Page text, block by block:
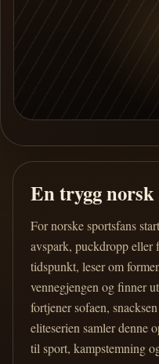
En trygg
For norske sportsfans
avspark, puckdropp eller
tidspunkt, leser om
vennegjengen og finner
fortjener sofaen,
eliteserien samler denne
til sport, kampstemning